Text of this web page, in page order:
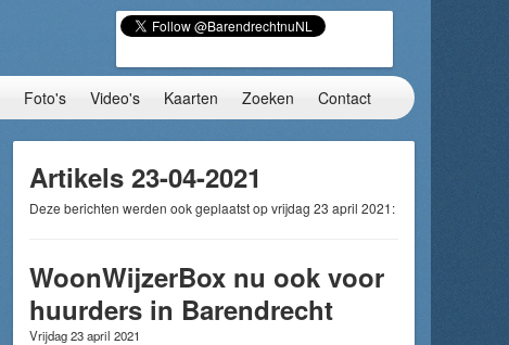
Foto's Video's Kaarten Zoeken Contact
Artikels 23-04-2021
Deze berichten werden ook geplaatst op vrijdag 23 april 2021:
WoonWijzerBox nu ook voor
huurders in Barendrecht
Vrijdag 23 april 2021